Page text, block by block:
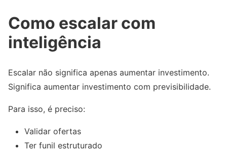
Como escalar com
inteligência
Escalar não significa apenas aumentar investimento.
Significa aumentar investimento com previsibilidade.
Para isso, é preciso:
Validar ofertas
Ter funil estruturado